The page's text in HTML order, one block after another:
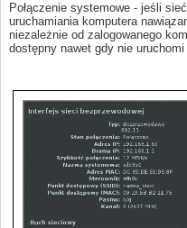
Połączenie systemowe - jeśli
uruchamiania komputera
niezależnie od zalogowanego
dostępny nawet gdy nie